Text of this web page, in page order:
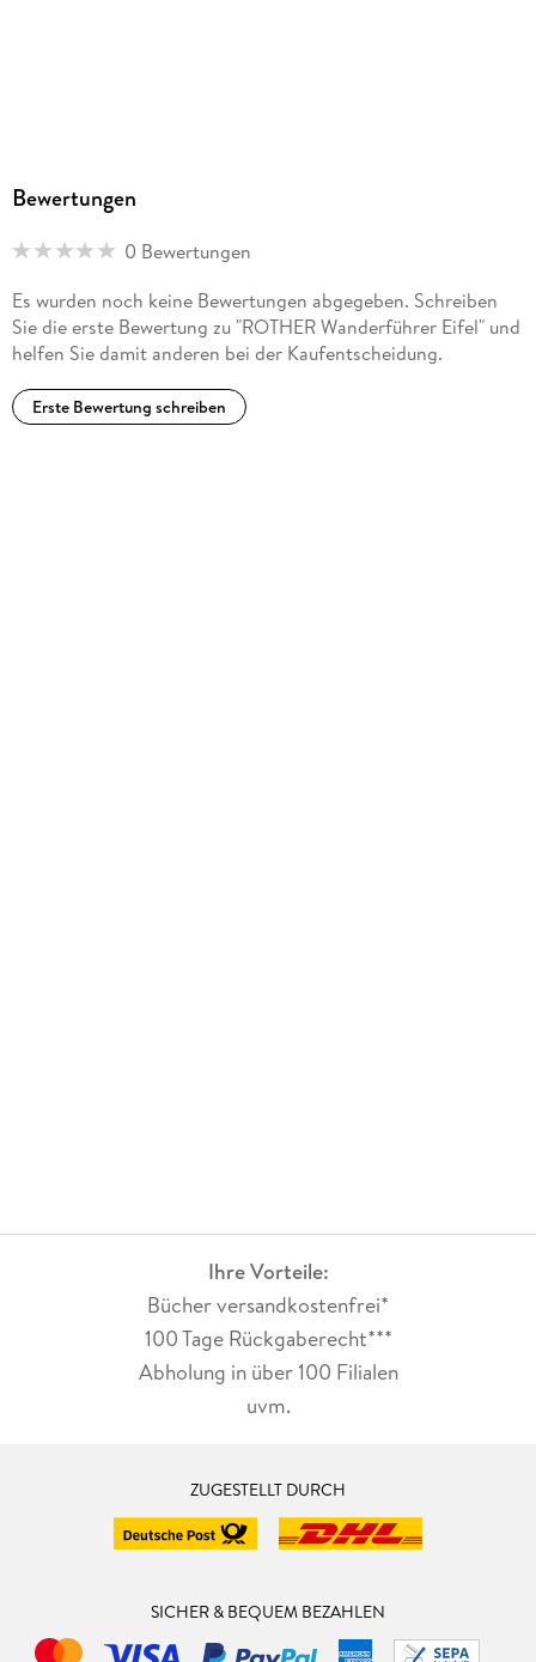
Bewertungen
0 Bewertungen
Es wurden noch keine Bewertungen abgegeben. Schreiben
Sie die erste Bewertung zu "ROTHER Wanderführer Eifel" und
helfen Sie damit anderen bei der Kaufentscheidung.
Erste Bewertung schreiben
Ihre Vorteile:
Bücher versandkostenfrei*
100 Tage Rückgaberecht***
Abholung in über 100 Filialen
uvm.
ZUGESTELLT DURCH
SICHER & BEQUEM BEZAHLEN